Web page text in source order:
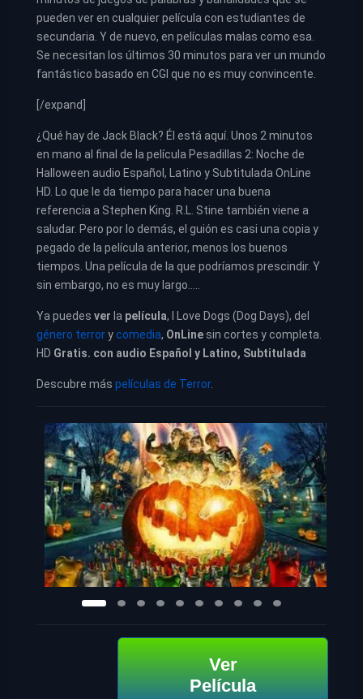
pueden ver en cualquier película con estudiantes de
secundaria. Y de nuevo, en películas malas como esa.
Se necesitan los últimos 30 minutos para ver un mundo
fantástico basado en CGI que no es muy convincente.
[/expand]
¿Qué hay de Jack Black? Él está aquí. Unos 2 minutos
en mano al final de la película Pesadillas 2: Noche de
Halloween audio Español, Latino y Subtitulada OnLine
HD. Lo que le da tiempo para hacer una buena
referencia a Stephen King. R.L. Stine también viene a
saludar. Pero por lo demás, el guión es casi una copia y
pegado de la película anterior, menos los buenos
tiempos. Una película de la que podríamos prescindir. Y
sin embargo, no es muy largo…..
Ya puedes ver la película, I Love Dogs (Dog Days), del
género terrorycomedia, OnLine sin cortes y completa.
HD Gratis. con audio Español y Latino, Subtitulada
Descubre más películas de Terror.
Ver
Película